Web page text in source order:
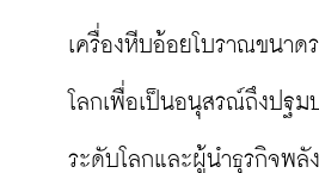
เครื่องหีบอ้อยโบราณขนา
โลกเพื่อเป็นอนุสรณ์ถึงปฐ
ระดับโลกและผู้นำธุรกิจพลั